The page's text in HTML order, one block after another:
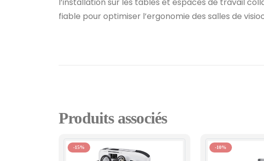
fiable pour optimiser l’ergonomie des salles de
Produits associés
-15% -10%